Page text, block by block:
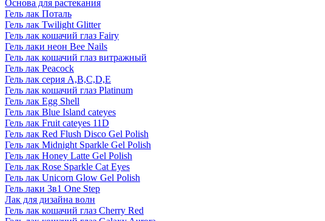
Основа для растекания
Гель лак Поталь
Гель лак Twilight Glitter
Гель лак кошачий глаз Fairy
Гель лаки неон Bee Nails
Гель лак кошачий глаз витражный
Гель лак Peacock
Гель лак серия A,B,C,D,E
Гель лак кошачий глаз Platinum
Гель лак Egg Shell
Гель лак Blue Island cateyes
Гель лак Fruit cateyes 11D
Гель лак Red Flush Disco Gel Polish
Гель лак Midnight Sparkle Gel Polish
Гель лак Honey Latte Gel Polish
Гель лак Rose Sparkle Cat Eyes
Гель лак Unicorn Glow Gel Polish
Гель лаки 3в1 One Step
Лак для дизайна волн
Гель лак кошачий глаз Cherry Red